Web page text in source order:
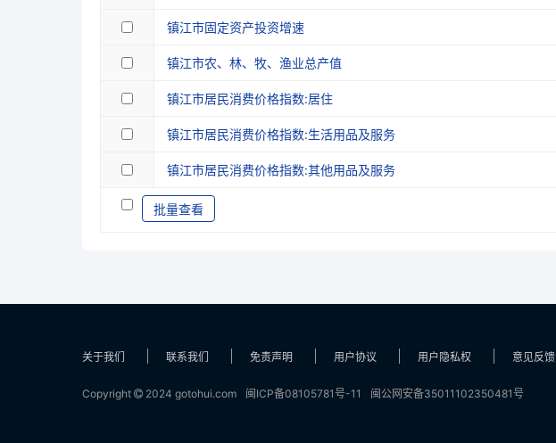
镇江市固定资产投资增速
镇江市农、林、牧、渔业总产值
镇江市居民消费价格指数:居住
镇江市居民消费价格指数:生活用品及服务
镇江市居民消费价格指数:其他用品及服务
批量查看
关于我们 联系我们 免责声明 用户协议 用户隐私权 意见反馈
Copyright 2024 gotohui.com 闽ICP备08105781号-11 闽公网安备35011102350481号